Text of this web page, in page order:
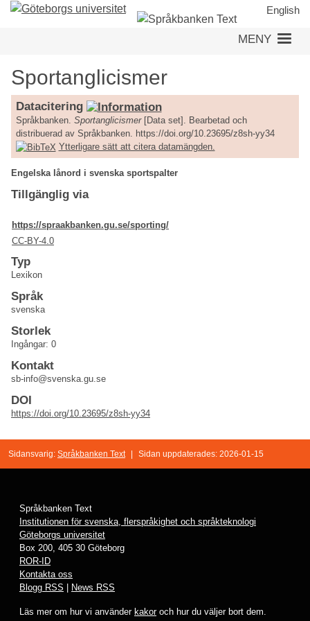
Hoppa
English
MENY
Sportanglicismer
Datacitering
Språkbanken. Sportanglicismer[Data set]. Bearbetad och
distribuerad av Språkbanken. https://doi.org/10.23695/z8sh-yy34
Ytterligare sätt att citera datamängden.
Engelska lånord i svenska sportspalter
Tillgänglig via
https://spraakbanken.gu.se/sporting/
CC-BY-4.0
Typ
Lexikon
Språk
svenska
Storlek
Ingångar: 0
Kontakt
sb-info@svenska.gu.se
DOI
https://doi.org/10.23695/z8sh-yy34
Sidansvarig: Språkbanken Text | Sidan uppdaterades: 2026-01-15
Språkbanken Text
Institutionen för svenska, flerspråkighet och språkteknologi
Göteborgs universitet
Box 200, 405 30 Göteborg
ROR-ID
Kontakta oss
Blogg RSS | News RSS
Läs mer om hur vi använder kakoroch hur du väljer bort dem.